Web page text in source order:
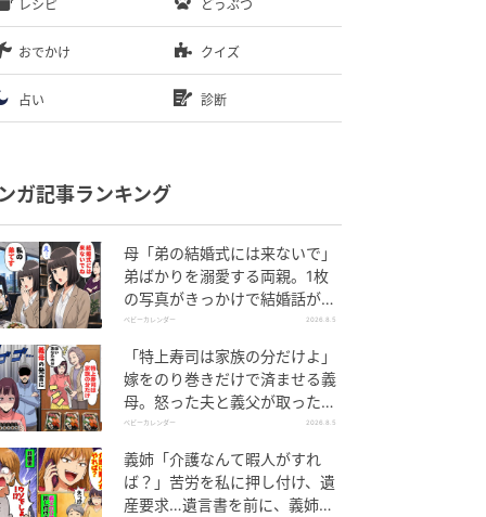
レシピ どうぶつ
おでかけ クイズ
占い 診断
ガ記事ランキング
母「弟の結婚式には来ないで」
弟ばかりを溺愛する両親。1枚
の写真がきっかけで結婚話がな
くなったワケ
ベビーカレンダー 2026.8.5
「特上寿司は家族の分だけよ」
嫁をのり巻きだけで済ませる義
母。怒った夫と義父が取った行
動とは
ベビーカレンダー 2026.8.5
義姉「介護なんて暇人がすれ
ば？」苦労を私に押し付け、遺
産要求…遺言書を前に、義姉が